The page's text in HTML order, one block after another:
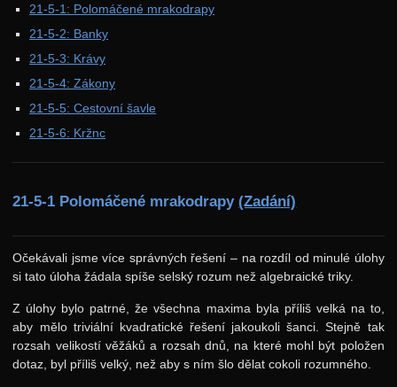
21-5-1: Polomáčené mrakodrapy
21-5-2: Banky
21-5-3: Krávy
21-5-4: Zákony
21-5-5: Cestovní šavle
21-5-6: Kržnc
21-5-1 Polomáčené mrakodrapy(Zadání)
Očekávali jsme více správných řešení – na rozdíl od minulé úlohy
si tato úloha žádala spíše selský rozum než algebraické triky.
Z úlohy bylo patrné, že všechna maxima byla příliš velká na to,
aby mělo triviální kvadratické řešení jakoukoli šanci. Stejně tak
rozsah velikostí věžáků a rozsah dnů, na které mohl být položen
dotaz, byl příliš velký, než aby s ním šlo dělat cokoli rozumného.
36. ročník: 23/24
35. ročník: 22/23
34. ročník: 21/22
31. ročník: 18/19
30. ročník: 17/18
29. ročník: 16/17
27. ročník: 14/15